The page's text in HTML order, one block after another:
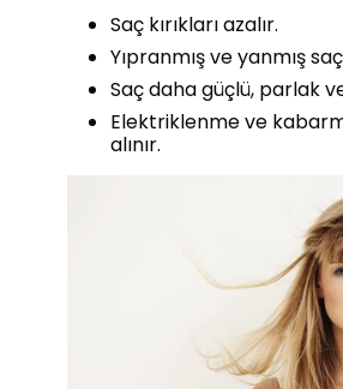
Saç kırıkları azalır.
Yıpranmış ve yanmış
Saç daha güçlü, parlak
Elektriklenme ve
alınır.